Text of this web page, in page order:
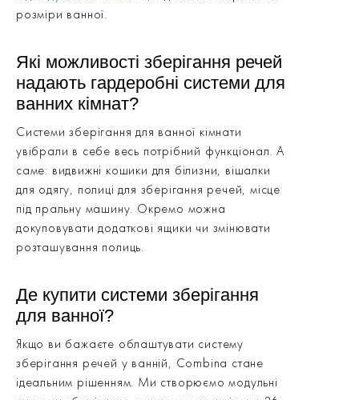
розміри ванної.
Які можливості зберігання речей
надають гардеробні системи для
ванних кімнат?
Системи зберігання для ванної кімнати
увібрали в себе весь потрібний функціонал. А
саме: видвижні кошики для білизни, вішалки
для одягу, полиці для зберігання речей, місце
під пральну машину. Окремо можна
докуповувати додаткові ящики чи змінювати
розташування полиць.
Де купити системи зберігання
для ванної?
Якщо ви бажаєте облаштувати систему
зберігання речей у ванній, Combina стане
ідеальним рішенням. Ми створюємо модульні